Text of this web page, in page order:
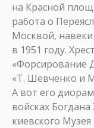
на Красной
работа о
Москвой, навеки
в 1951 году.
«Форсирование
«Т. Шевченко и
А вот его
войсках
киевского